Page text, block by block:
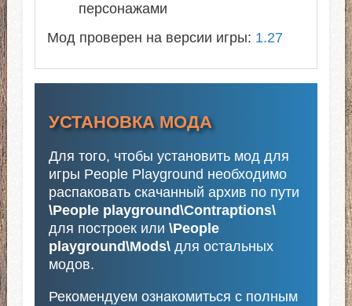
персонажами
Мод проверен на версии игры: 1.27
УСТАНОВКА МОДА
Для того, чтобы установить мод для
игры People Playground необходимо
распаковать скачанный архив по пути
\People playground\Contraptions\
для построек или \People
playground\Mods\для остальных
модов.
Рекомендуем ознакомиться с полным